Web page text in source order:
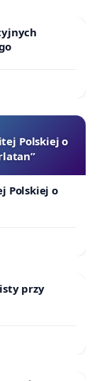
Polskiej o
Polskiej o
przy